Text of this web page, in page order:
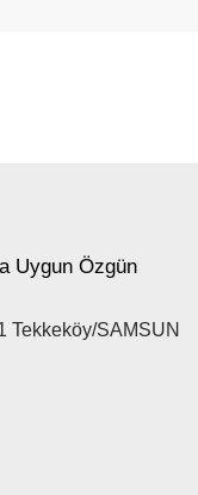
Uygun Özgün
Tekkeköy/SAMSUN